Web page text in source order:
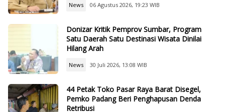
News 06 Agustus 2026, 19:23 WIB
Donizar Kritik Pemprov Sumbar, Program
Satu Daerah Satu Destinasi Wisata Dinilai
Hilang Arah
News 30 Juli 2026, 13:08 WIB
44 Petak Toko Pasar Raya Barat Disegel,
Pemko Padang Beri Penghapusan Denda
Retribusi